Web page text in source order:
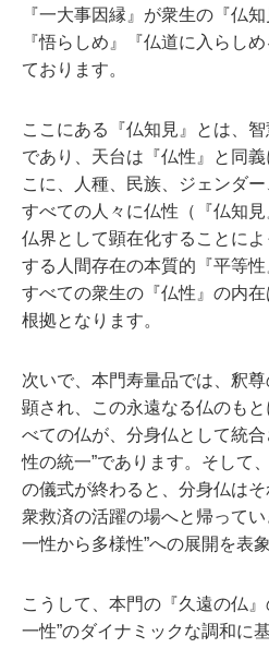
『一大事因縁』が衆生の『仏
『悟らしめ』『仏道に入らし
ております。
ここにある『仏知見』とは、智
であり、天台は『仏性』と同
こに、人種、民族、ジェンダー
すべての人々に仏性（『仏知見
仏界として顕在化することに
する人間存在の本質的『平等性
すべての衆生の『仏性』の内在
根拠となります。
次いで、本門寿量品では、釈
顕され、この永遠なる仏のも
べての仏が、分身仏として統
性の統一”であります。そして
の儀式が終わると、分身仏は
衆救済の活躍の場へと帰って
一性から多様性”への展開を表
こうして、本門の『久遠の仏』
一性”のダイナミックな調和に